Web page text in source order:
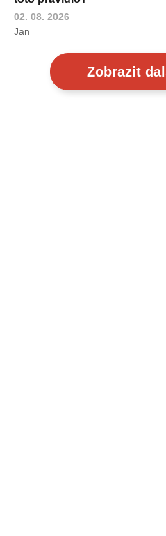
02. 08. 2026
Jan
Zobrazit